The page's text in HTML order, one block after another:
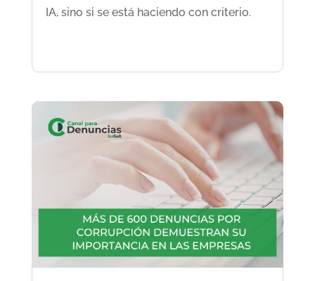
IA, sino si se está haciendo con criterio.